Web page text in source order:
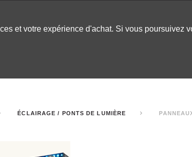
ÉCLAIRAGE / PONTS DE LUMIÈRE
et votre expérience d'achat. Si vous poursuivez